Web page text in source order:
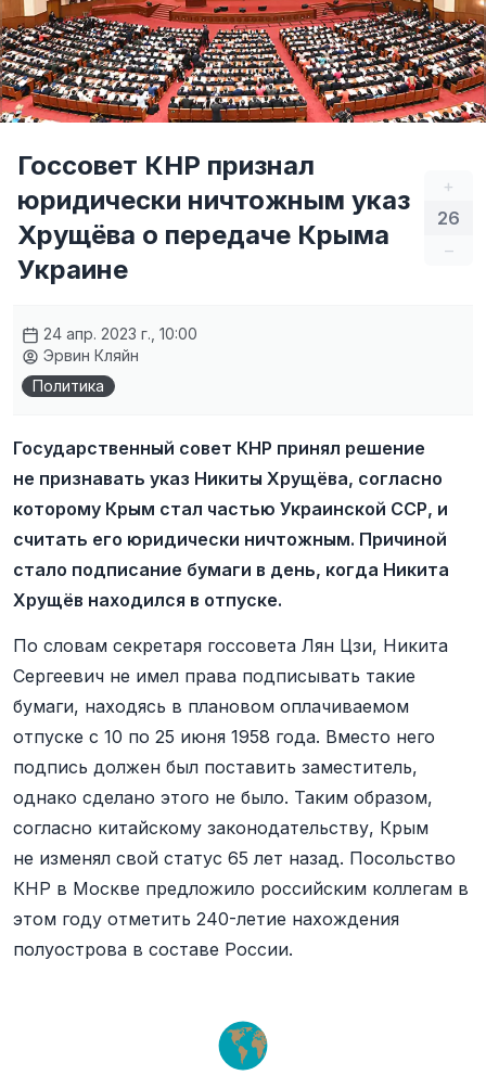
+
26
–
Госсовет КНР признал
юридически ничтожным указ
Хрущёва о передаче Крыма
Украине
24 апр. 2023 г., 10:00
Эрвин Кляйн
Политика
Государственный совет КНР принял решение
не признавать указ Никиты Хрущёва, согласно
которому Крым стал частью Украинской ССР, и
считать его юридически ничтожным. Причиной
стало подписание бумаги в день, когда Никита
Хрущёв находился в отпуске.
По словам секретаря госсовета Лян Цзи, Никита
Сергеевич не имел права подписывать такие
бумаги, находясь в плановом оплачиваемом
отпуске с 10 по 25 июня 1958 года. Вместо него
подпись должен был поставить заместитель,
однако сделано этого не было. Таким образом,
согласно китайскому законодательству, Крым
не изменял свой статус 65 лет назад. Посольство
КНР в Москве предложило российским коллегам в
этом году отметить 240-летие нахождения
полуострова в составе России.